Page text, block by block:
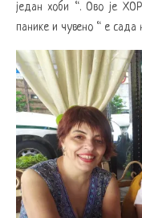
један хоби “. Ово је
панике и чувено “ е сада